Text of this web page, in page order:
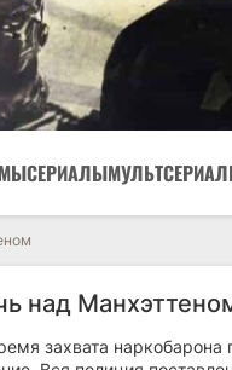
СЕРИАЛЫ
над
захвата наркобарона